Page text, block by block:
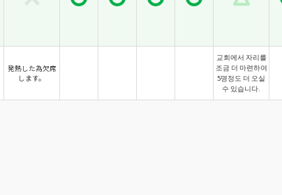
発熱した為欠席
します。
교회에서 자리를
조금 더 마련하여
5명정도 더 오실
수 있습니다.